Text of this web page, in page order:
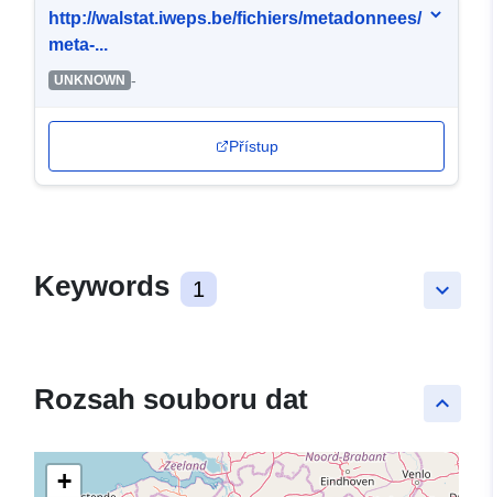
http://walstat.iweps.be/fichiers/metadonnees/
meta-...
UNKNOWN -
Přístup
keyboard_arrow_down
Keywords 1
keyboard_arrow_up
Rozsah souboru dat
+